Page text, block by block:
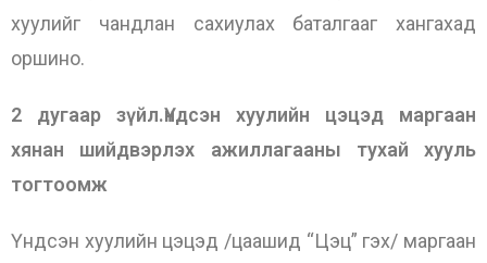
хуулийг чандлан сахиулах баталгааг хангахад
оршино.
2 дугаар зүйл.Үндсэн хуулийн цэцэд маргаан
хянан шийдвэрлэх ажиллагааны тухай хууль
тогтоомж
Үндсэн хуулийн цэцэд /цаашид “Цэц” гэх/ маргаан